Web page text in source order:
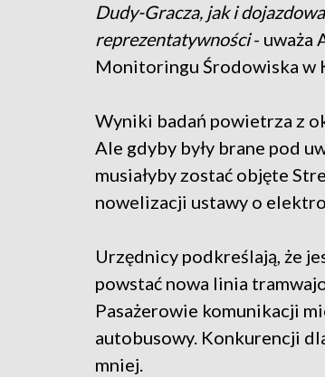
Dudy-Gracza, jak i
reprezentatywności- uważa
Monitoringu Środowiska w
Wyniki badań powietrza z
Ale gdyby były brane pod
musiałyby zostać objęte
nowelizacji ustawy o
Urzędnicy podkreślają, że
powstać nowa linia
Pasażerowie komunikacji
autobusowy. Konkurencji
mniej.